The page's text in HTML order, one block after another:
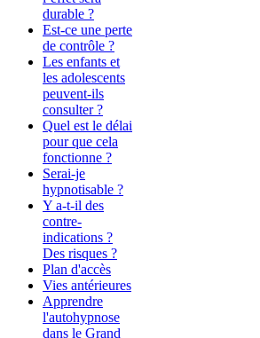
durable ?
Est-ce une perte
de contrôle ?
Les enfants et
les adolescents
peuvent-ils
consulter ?
Quel est le délai
pour que cela
fonctionne ?
Serai-je
hypnotisable ?
Y a-t-il des
contre-
indications ?
Des risques ?
Plan d'accès
Vies antérieures
Apprendre
l'autohypnose
dans le Grand